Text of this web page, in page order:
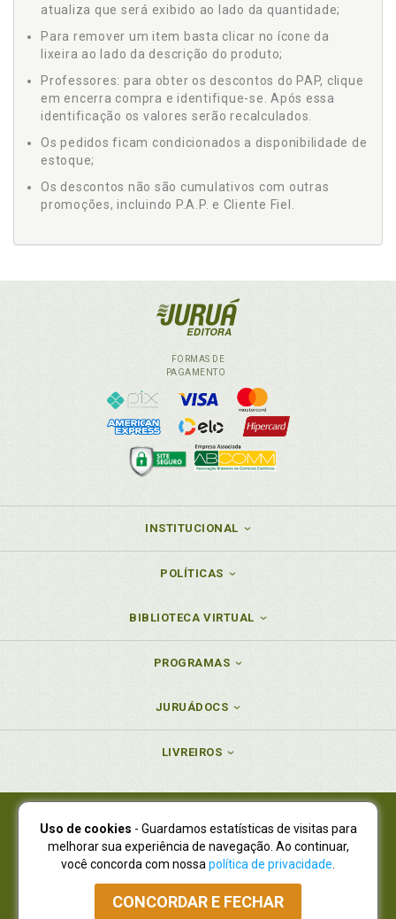
atualiza que será exibido ao lado da quantidade;
Para remover um item basta clicar no ícone da
lixeira ao lado da descrição do produto;
Professores: para obter os descontos do PAP, clique
em encerra compra e identifique-se. Após essa
identificação os valores serão recalculados.
Os pedidos ficam condicionados a disponibilidade de
estoque;
Os descontos não são cumulativos com outras
promoções, incluindo P.A.P. e Cliente Fiel.
FORMAS DE
PAGAMENTO
INSTITUCIONAL
POLÍTICAS
BIBLIOTECA VIRTUAL
PROGRAMAS
JURUÁDOCS
LIVREIROS
Juruá Editora Ltda., CNPJ 77.535.508/0001-19
Juruá Informática Ltda., CNPJ 01.701.561/0001-80
NOVO ENDEREÇO:R. Flávio Dallegrave, 7665, São Lourenço |
Curitiba - Paraná - CEP 82210-310
Atendimento: (41) 4009-3900|Vendas Atacado: (41) 4009-3939
Uso de cookies - Guardamos estatísticas de visitas para
melhorar sua experiência de navegação. Ao continuar,
você concorda com nossa política de privacidade
CONCORDAR E FECHAR